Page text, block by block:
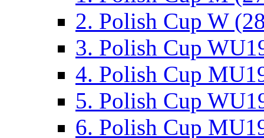
2. Polish Cup W
3. Polish Cup
4. Polish Cup
5. Polish Cup
6. Polish Cup